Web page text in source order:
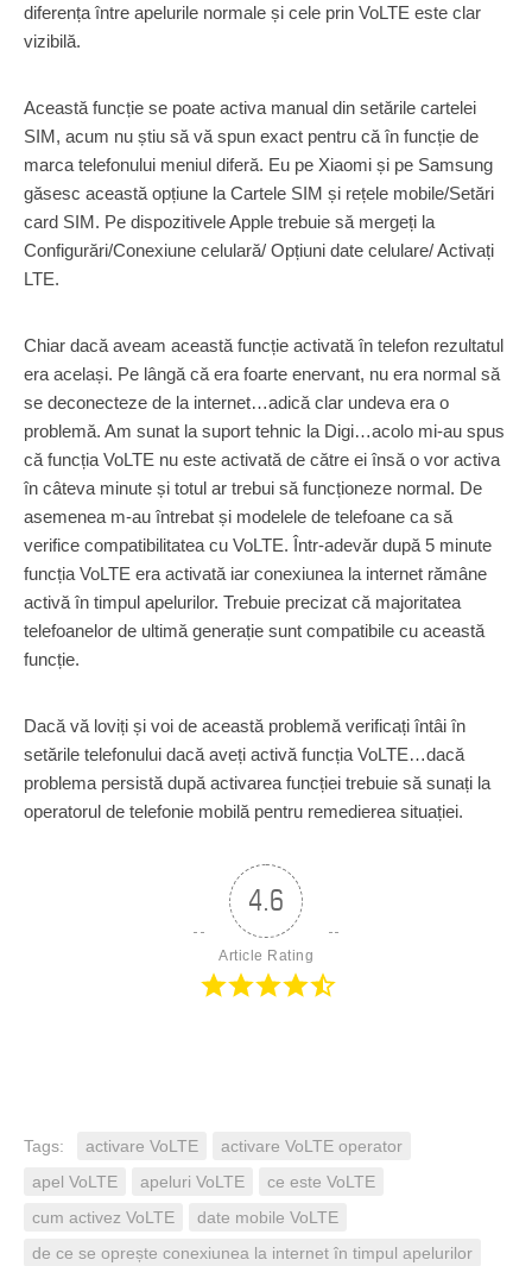
diferența între apelurile normale și cele prin VoLTE este clar
vizibilă.
Această funcție se poate activa manual din setările cartelei
SIM, acum nu știu să vă spun exact pentru că în funcție de
marca telefonului meniul diferă. Eu pe Xiaomi și pe Samsung
găsesc această opțiune la Cartele SIM și rețele mobile/Setări
card SIM. Pe dispozitivele Apple trebuie să mergeți la
Configurări/Conexiune celulară/ Opțiuni date celulare/ Activați
LTE.
Chiar dacă aveam această funcție activată în telefon rezultatul
era același. Pe lângă că era foarte enervant, nu era normal să
se deconecteze de la internet…adică clar undeva era o
problemă. Am sunat la suport tehnic la Digi…acolo mi-au spus
că funcția VoLTE nu este activată de către ei însă o vor activa
în câteva minute și totul ar trebui să funcționeze normal. De
asemenea m-au întrebat și modelele de telefoane ca să
verifice compatibilitatea cu VoLTE. Într-adevăr după 5 minute
funcția VoLTE era activată iar conexiunea la internet rămâne
activă în timpul apelurilor. Trebuie precizat că majoritatea
telefoanelor de ultimă generație sunt compatibile cu această
funcție.
Dacă vă loviți și voi de această problemă verificați întâi în
setările telefonului dacă aveți activă funcția VoLTE…dacă
problema persistă după activarea funcției trebuie să sunați la
operatorul de telefonie mobilă pentru remedierea situației.
4.6
Article Rating
Tags: activare VoLTE
activare VoLTE operator
apel VoLTE
apeluri VoLTE
ce este VoLTE
cum activez VoLTE
date mobile VoLTE
de ce se oprește conexiunea la internet în timpul apelurilor